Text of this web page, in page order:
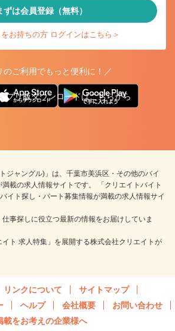
ずは会員登録（無料）
お持ちの方 ログインはこちら＞
のご利用でもっと便利に！／
プリ版ダウンロードはこちらから
ジャングル)」は、千葉市美浜区・その他のバイ
満載の求人情報サイトです。 「クリエイトバイト
イト探し・パート募集情報が満載の求人情報サイ
事探しに役立つ最新の情報をお届けしていま
ト 求人特集」を展開する株式会社クリエイトが
リンクについて
サイトマップ
ヘルプ 会社概要
お問い合わせ
載をお考えの企業様へ